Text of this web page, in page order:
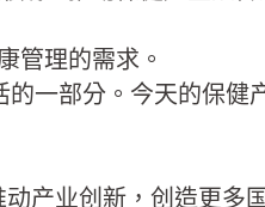
管理的需求。
的一部分。今天的保健
产业创新，创造更多